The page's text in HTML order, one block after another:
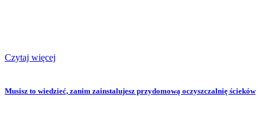
Czytaj więcej
Musisz to wiedzieć, zanim zainstalujesz przydomową oczyszczalnię ścieków